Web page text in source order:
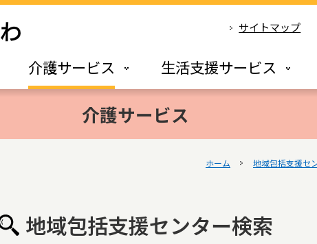
サイトマップ
介護サービス 生活支援サービス
介護サービス
ホーム 地域包括支援セ
地域包括支援センター検索